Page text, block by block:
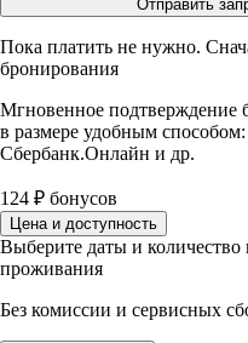
Отправить
Пока платить не нужно.
бронирования
Мгновенное подтверждение
в размере удобным
Сбербанк.Онлайн и др.
124 ₽ бонусов
Цена и доступность
Выберите даты и количество
проживания
Без комиссии и сервисных